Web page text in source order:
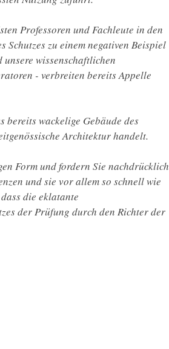
Professoren und Fachleute in den
zu einem negativen Beispiel
wissenschaftlichen
- verbreiten bereits Appelle
bereits wackelige Gebäude des
Architektur handelt.
Form und fordern Sie nachdrücklich
und sie vor allem so schnell wie
die eklatante
der Prüfung durch den Richter der